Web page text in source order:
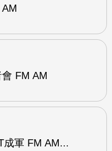
FM AM
成軍 FM AM...